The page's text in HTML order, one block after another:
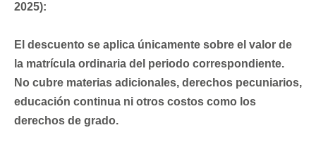
2025):
El descuento se aplica únicamente sobre el valor de
la matrícula ordinaria del periodo correspondiente.
No cubre materias adicionales, derechos pecuniarios,
educación continua ni otros costos como los
derechos de grado.